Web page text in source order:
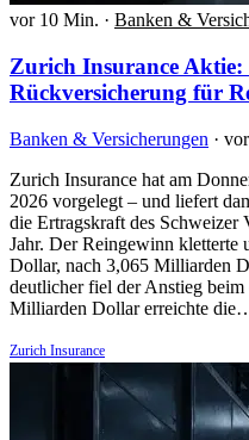
vor 10 Min. · Banken &
Zurich Insurance
Rückversicherung für
Banken & Versicherungen ·
Zurich Insurance hat am
2026 vorgelegt – und liefert
die Ertragskraft des Schweizer
Jahr. Der Reingewinn kletterte
Dollar, nach 3,065 Milliarden
deutlicher fiel der Anstieg
Milliarden Dollar erreichte
Zurich Insurance